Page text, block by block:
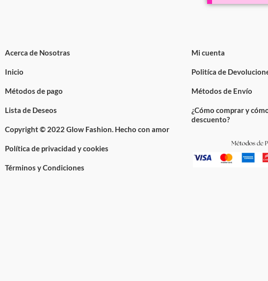
Acerca de Nosotras
Inicio
Métodos de pago
Lista de Deseos
Copyright © 2022 Glow Fashion. Hecho con amor
Política de privacidad y cookies
Términos y Condiciones
Mi cuenta
Politíca de
Métodos de Envío
¿Cómo comprar y
descuento?